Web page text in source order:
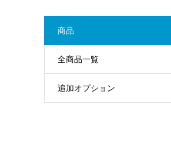
商品
全商品一覧
追加オプション